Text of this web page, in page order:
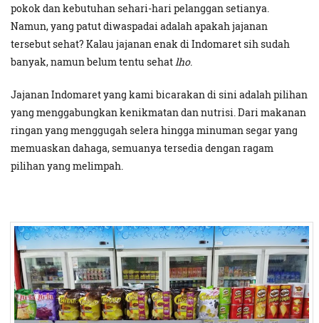
pokok dan kebutuhan sehari-hari pelanggan setianya.
Namun, yang patut diwaspadai adalah apakah jajanan
tersebut sehat? Kalau jajanan enak di Indomaret sih sudah
banyak, namun belum tentu sehatlho.
Jajanan Indomaret yang kami bicarakan di sini adalah pilihan
yang menggabungkan kenikmatan dan nutrisi. Dari makanan
ringan yang menggugah selera hingga minuman segar yang
memuaskan dahaga, semuanya tersedia dengan ragam
pilihan yang melimpah.